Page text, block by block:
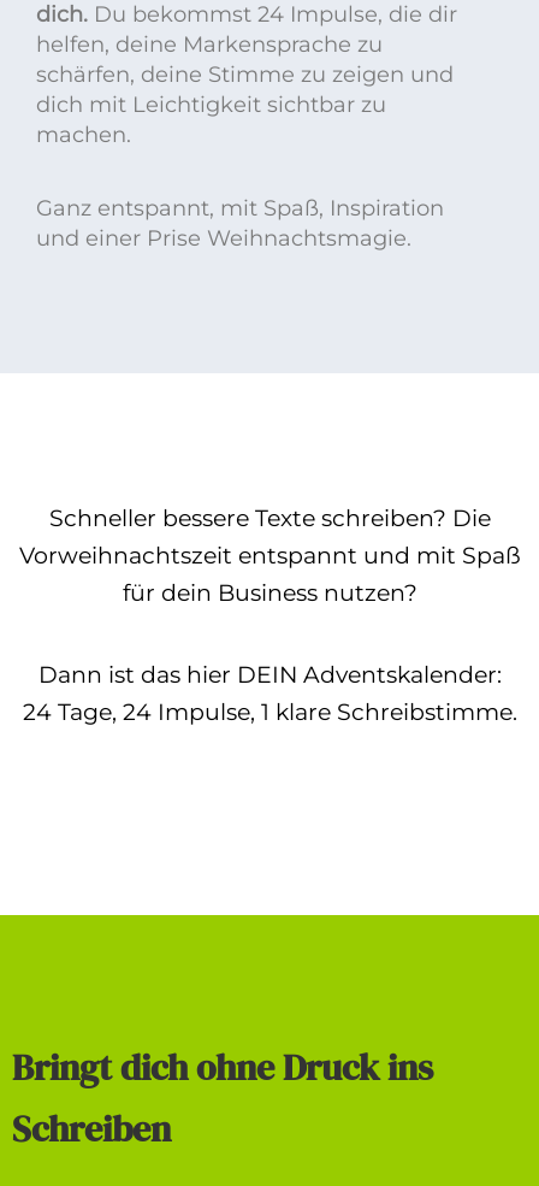
dich. Du bekommst 24 Impulse, die dir
helfen, deine Markensprache zu
schärfen, deine Stimme zu zeigen und
dich mit Leichtigkeit sichtbar zu
machen.
Ganz entspannt, mit Spaß, Inspiration
und einer Prise Weihnachtsmagie.
Schneller bessere Texte schreiben? Die
Vorweihnachtszeit entspannt und mit Spaß
für dein Business nutzen?
Dann ist das hier DEIN Adventskalender:
24 Tage, 24 Impulse, 1 klare Schreibstimme.
Bringt dich ohne Druck ins
Schreiben